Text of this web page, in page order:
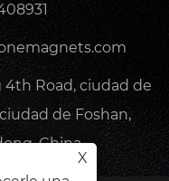
Road, ciudad de
de Foshan,
China
X